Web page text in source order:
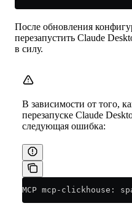
После обновления
перезапустить Claude
в силу.
В зависимости от того,
перезапуске Claude
следующая ошибка:
MCP mcp-clickhouse: